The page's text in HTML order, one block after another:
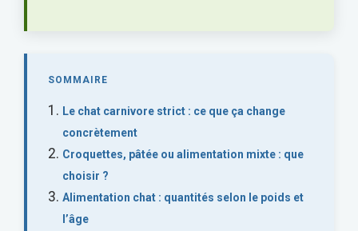
SOMMAIRE
Le chat carnivore strict : ce que ça change
concrètement
Croquettes, pâtée ou alimentation mixte : que
choisir ?
Alimentation chat : quantités selon le poids et
l’âge